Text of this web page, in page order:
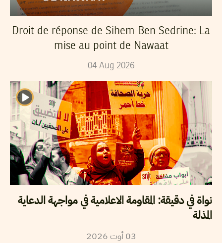
Droit de réponse de Sihem Ben Sedrine: La
mise au point de Nawaat
04 Aug 2026
نواة في دقيقة: المقاومة الاعلامية في مواجهة الدعاية
المذلة
03 أوت2026